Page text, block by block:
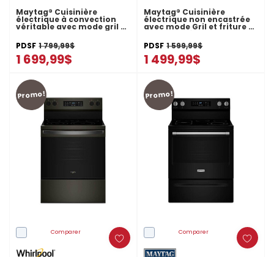
Maytag® Cuisinière
électrique à convection
véritable avec mode gril -
YMFES8030RZ
PDSF 1 799,99$
1 699,99$
Maytag® Cuisinière
électrique non encastrée
avec mode Gril et friture à
5.3 pi cu - 30 po
YMFES7030SZ
PDSF 1 599,99$
1 499,99$
Promo!
Comparer
Promo!
Comparer